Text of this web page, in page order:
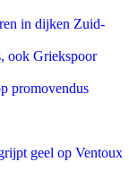
in dijken Zuid-
ook Griekspoor
promovendus
geel op Ventoux